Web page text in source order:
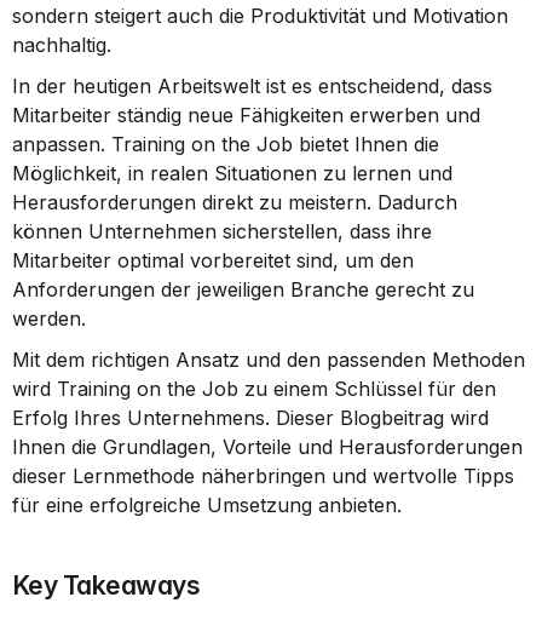
sondern steigert auch die Produktivität und Motivation
nachhaltig.
In der heutigen Arbeitswelt ist es entscheidend, dass
Mitarbeiter ständig neue Fähigkeiten erwerben und
anpassen. Training on the Job bietet Ihnen die
Möglichkeit, in realen Situationen zu lernen und
Herausforderungen direkt zu meistern. Dadurch
können Unternehmen sicherstellen, dass ihre
Mitarbeiter optimal vorbereitet sind, um den
Anforderungen der jeweiligen Branche gerecht zu
werden.
Mit dem richtigen Ansatz und den passenden Methoden
wird Training on the Job zu einem Schlüssel für den
Erfolg Ihres Unternehmens. Dieser Blogbeitrag wird
Ihnen die Grundlagen, Vorteile und Herausforderungen
dieser Lernmethode näherbringen und wertvolle Tipps
für eine erfolgreiche Umsetzung anbieten.
Key Takeaways